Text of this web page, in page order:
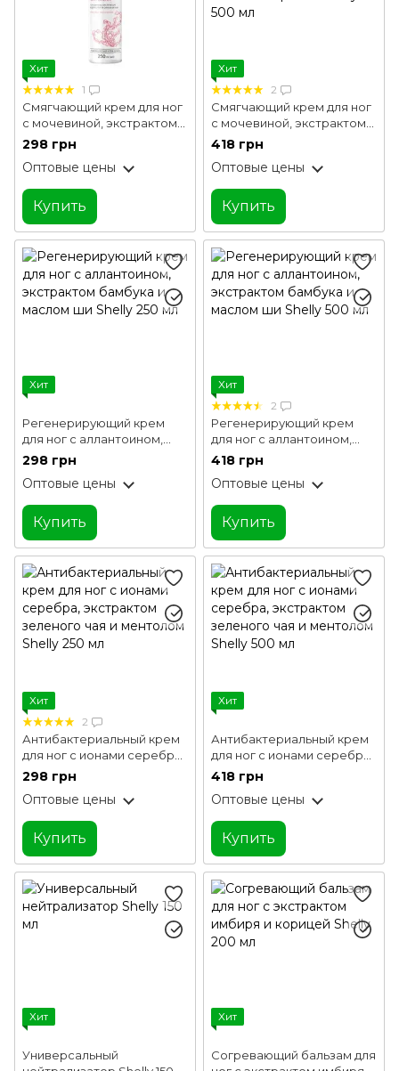
Хит
1
Смягчающий крем для ног
с мочевиной, экстрактом
водорослей и маслом
арганы Shelly 250 мл
298 грн
Оптовые цены
Купить
Хит
2
Смягчающий крем для ног
с мочевиной, экстрактом
водорослей и маслом
арганы Shelly 500 мл
418 грн
Оптовые цены
Купить
Хит
Регенерирующий крем
для ног с аллантоином,
экстрактом бамбука и
маслом ши Shelly 250 мл
298 грн
Оптовые цены
Купить
Хит
2
Регенерирующий крем
для ног с аллантоином,
экстрактом бамбука и
маслом ши Shelly 500 мл
418 грн
Оптовые цены
Купить
Хит
2
Антибактериальный крем
для ног с ионами серебра,
экстрактом зеленого чая и
ментолом Shelly 250 мл
298 грн
Оптовые цены
Купить
Хит
Антибактериальный крем
для ног с ионами серебра,
экстрактом зеленого чая и
ментолом Shelly 500 мл
418 грн
Оптовые цены
Купить
Хит
Универсальный
Хит
Согревающий бальзам для